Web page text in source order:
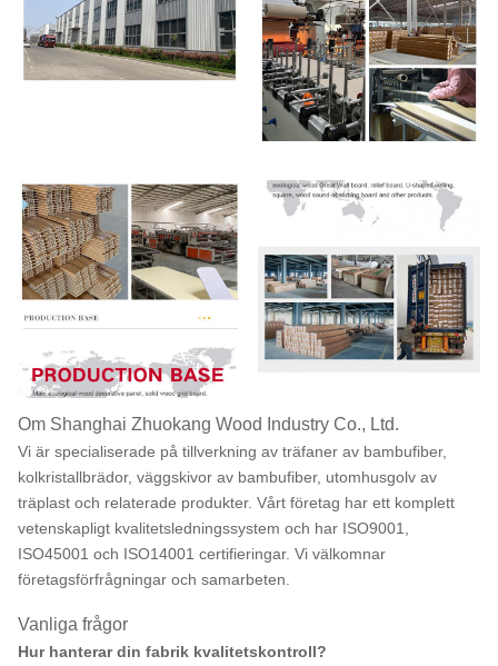
Om Shanghai Zhuokang Wood Industry Co., Ltd.
Vi är specialiserade på tillverkning av träfaner av bambufiber,
kolkristallbrädor, väggskivor av bambufiber, utomhusgolv av
träplast och relaterade produkter. Vårt företag har ett komplett
vetenskapligt kvalitetsledningssystem och har ISO9001,
ISO45001 och ISO14001 certifieringar. Vi välkomnar
företagsförfrågningar och samarbeten.
Vanliga frågor
Hur hanterar din fabrik kvalitetskontroll?